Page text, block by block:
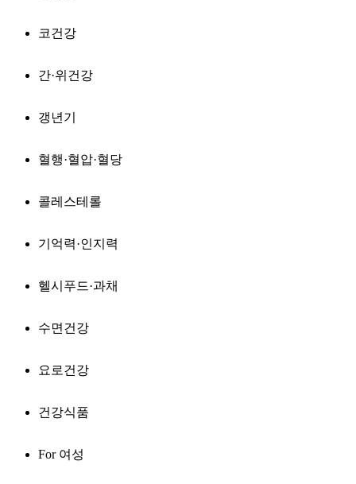
코건강
간·위건강
갱년기
혈행·혈압·혈당
콜레스테롤
기억력·인지력
헬시푸드·과채
수면건강
요로건강
건강식품
For 여성